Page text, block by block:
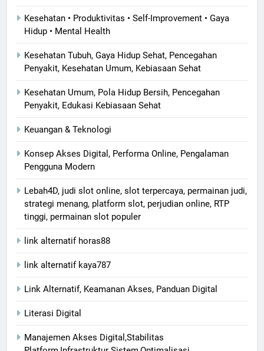
Kesehatan • Produktivitas • Self-Improvement • Gaya
Hidup • Mental Health
Kesehatan Tubuh, Gaya Hidup Sehat, Pencegahan
Penyakit, Kesehatan Umum, Kebiasaan Sehat
Kesehatan Umum, Pola Hidup Bersih, Pencegahan
Penyakit, Edukasi Kebiasaan Sehat
Keuangan & Teknologi
Konsep Akses Digital, Performa Online, Pengalaman
Pengguna Modern
Lebah4D, judi slot online, slot terpercaya, permainan judi,
strategi menang, platform slot, perjudian online, RTP
tinggi, permainan slot populer
link alternatif horas88
link alternatif kaya787
Link Alternatif, Keamanan Akses, Panduan Digital
Literasi Digital
Manajemen Akses Digital,Stabilitas